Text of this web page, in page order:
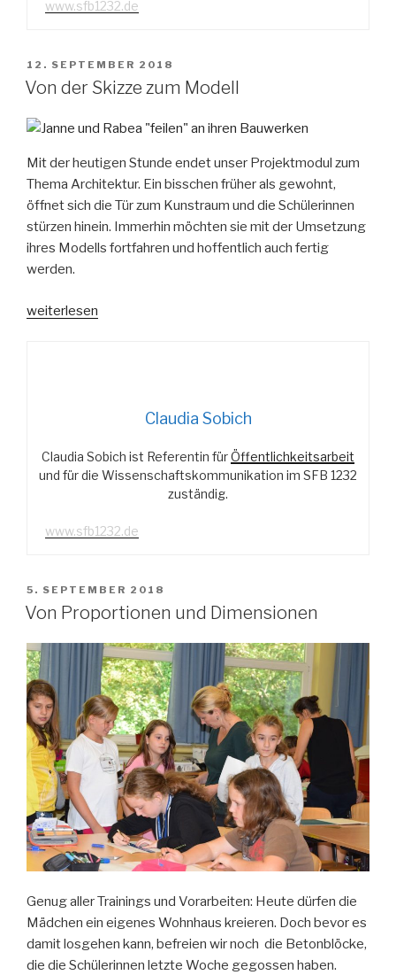
www.sfb1232.de
VERÖFFENTLICHT
AM
12. SEPTEMBER 2018
Von der Skizze zum Modell
Mit der heutigen Stunde endet unser Projektmodul zum
Thema Architektur. Ein bisschen früher als gewohnt,
öffnet sich die Tür zum Kunstraum und die Schülerinnen
stürzen hinein. Immerhin möchten sie mit der Umsetzung
ihres Modells fortfahren und hoffentlich auch fertig
werden.
„Von
weiterlesen
Claudia Sobich
Claudia Sobich ist Referentin fürÖffentlichkeitsarbeit
und für die Wissenschaftskommunikation im SFB 1232
zuständig.
www.sfb1232.de
VERÖFFENTLICHT
AM
5. SEPTEMBER 2018
Von Proportionen und Dimensionen
Genug aller Trainings und Vorarbeiten: Heute dürfen die
Mädchen ein eigenes Wohnhaus kreieren. Doch bevor es
damit losgehen kann, befreien wir noch die Betonblöcke,
die die Schülerinnen letzte Woche gegossen haben.